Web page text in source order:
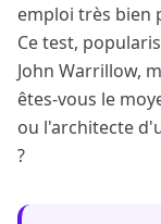
emploi très bien
Ce test,
John Warrillow,
êtes-vous le
ou l'architecte
?